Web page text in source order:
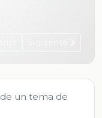
un tema de